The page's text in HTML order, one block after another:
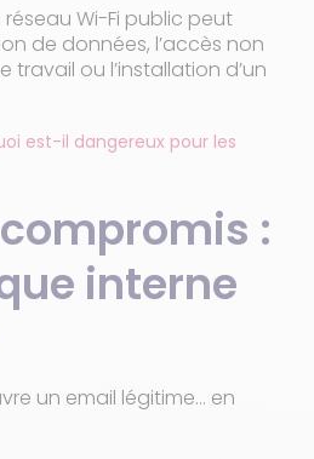
Wi-Fi public peut
de données, l’accès non
ou l’installation d’un
est-il dangereux pour les
:
interne
un email légitime… en